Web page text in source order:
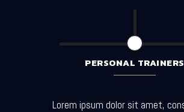
PERSONAL TRAINERS
Lorem ipsum dolor sit amet,